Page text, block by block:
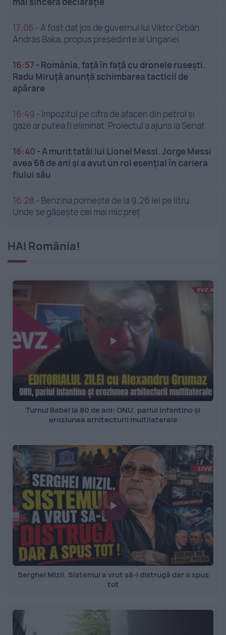
17:06 -A fost dat jos de guvernul lui Viktor Orbán.
András Baka, propus președinte al Ungariei
16:57 - România, față în față cu dronele rusești.
Radu Miruță anunță schimbarea tacticii de
apărare
16:49 - Impozitul pe cifra de afaceri din petrol și
gaze ar putea fi eliminat. Proiectul a ajuns la Senat
16:40 -A murit tatăl lui Lionel Messi. Jorge Messi
avea 68 de ani și a avut un rol esențial în cariera
fiului său
16:28 - Benzina pornește de la 9,26 lei pe litru.
Unde se găsește cel mai mic preț
HAI România!
Turnul Babel la 80 de ani: ONU, pariul Infantino și
eroziunea arhitecturii multilaterale
Serghei Mizil. Sistemul a vrut să-l distrugă dar a spus
tot